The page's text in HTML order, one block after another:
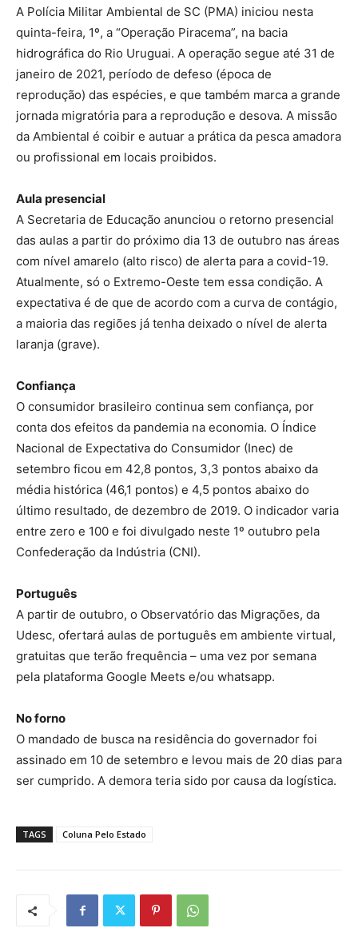
A Polícia Militar Ambiental de SC (PMA) iniciou nesta
quinta-feira, 1º, a “Operação Piracema”, na bacia
hidrográfica do Rio Uruguai. A operação segue até 31 de
janeiro de 2021, período de defeso (época de
reprodução) das espécies, e que também marca a grande
jornada migratória para a reprodução e desova. A missão
da Ambiental é coibir e autuar a prática da pesca amadora
ou profissional em locais proibidos.
Aula presencial
A Secretaria de Educação anunciou o retorno presencial
das aulas a partir do próximo dia 13 de outubro nas áreas
com nível amarelo (alto risco) de alerta para a covid-19.
Atualmente, só o Extremo-Oeste tem essa condição. A
expectativa é de que de acordo com a curva de contágio,
a maioria das regiões já tenha deixado o nível de alerta
laranja (grave).
Confiança
O consumidor brasileiro continua sem confiança, por
conta dos efeitos da pandemia na economia. O Índice
Nacional de Expectativa do Consumidor (Inec) de
setembro ficou em 42,8 pontos, 3,3 pontos abaixo da
média histórica (46,1 pontos) e 4,5 pontos abaixo do
último resultado, de dezembro de 2019. O indicador varia
entre zero e 100 e foi divulgado neste 1º outubro pela
Confederação da Indústria (CNI).
Português
A partir de outubro, o Observatório das Migrações, da
Udesc, ofertará aulas de português em ambiente virtual,
gratuitas que terão frequência – uma vez por semana
pela plataforma Google Meets e/ou whatsapp.
No forno
O mandado de busca na residência do governador foi
assinado em 10 de setembro e levou mais de 20 dias para
ser cumprido. A demora teria sido por causa da logística.
TAGS Coluna Pelo Estado